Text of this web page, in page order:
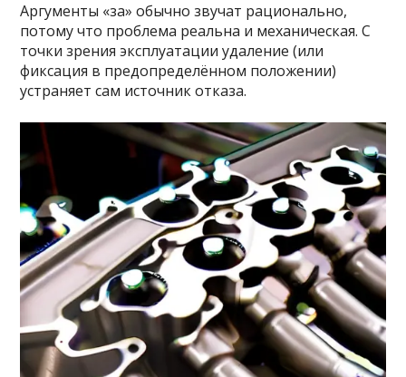
Аргументы «за» обычно звучат рационально,
потому что проблема реальна и механическая. С
точки зрения эксплуатации удаление (или
фиксация в предопределённом положении)
устраняет сам источник отказа.